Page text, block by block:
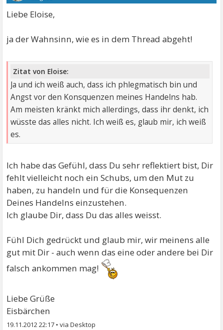
Liebe Eloise,
ja der Wahnsinn, wie es in dem Thread abgeht!
Zitat von Eloise:
Ja und ich weiß auch, dass ich phlegmatisch bin und
Angst vor den Konsquenzen meines Handelns hab.
Am meisten kränkt mich allerdings, dass ihr denkt, ich
wüsste das alles nicht. Ich weiß es, glaub mir, ich weiß
es.
Ich habe das Gefühl, dass Du sehr reflektiert bist, Dir
fehlt vielleicht noch ein Schubs, um den Mut zu
haben, zu handeln und für die Konsequenzen
Deines Handelns einzustehen.
Ich glaube Dir, dass Du das alles weisst.
Fühl Dich gedrückt und glaub mir, wir meinens alle
gut mit Dir - auch wenn das eine oder andere bei Dir
falsch ankommen mag!
Liebe Grüße
Eisbärchen
19.11.2012 22:17 •